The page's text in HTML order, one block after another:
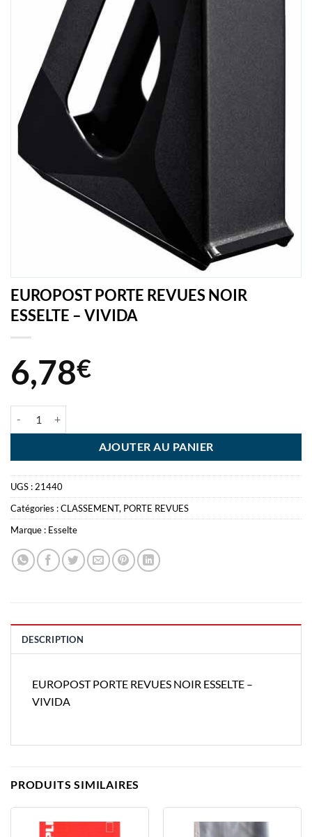
EUROPOST PORTE REVUES NOIR
ESSELTE – VIVIDA
6,78€
AJOUTER AU PANIER
UGS : 21440
Catégories :CLASSEMENT, PORTE REVUES
Marque : Esselte
DESCRIPTION
EUROPOST PORTE REVUES NOIR ESSELTE –
VIVIDA
PRODUITS SIMILAIRES